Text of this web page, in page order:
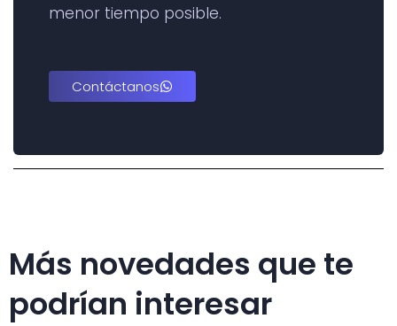
menor tiempo posible.
Contáctanos
Más novedades que te
podrían interesar